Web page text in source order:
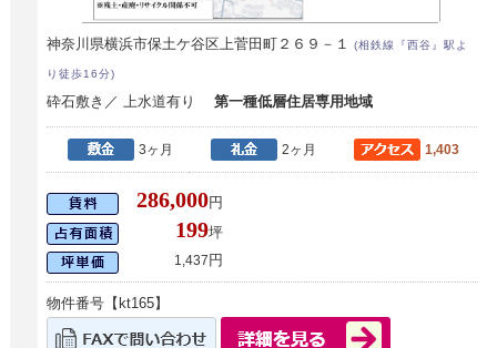
神奈川県横浜市保土ケ谷区上菅田町２６９－１(相鉄線『西谷』駅よ
り徒歩16分)
砕石敷き／ 上水道有り第一種低層住居専用地域
3ヶ月 2ヶ月 1,403
286,000円
199坪
1,437 円
物件番号【kt165】